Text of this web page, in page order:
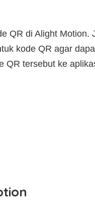
QR di Alight Motion.
kode QR agar
QR tersebut ke